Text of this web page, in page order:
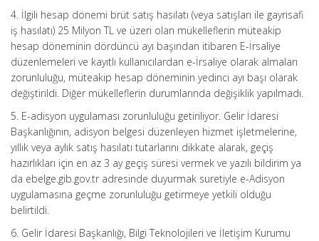
4. İlgili hesap dönemi brüt satış hasılatı (veya satışları ile gayrisafi
iş hasılatı) 25 Milyon TL ve üzeri olan mükelleflerin müteakip
hesap döneminin dördüncü ayı başından itibaren E-İrsaliye
düzenlemeleri ve kayıtlı kullanıcılardan e-İrsaliye olarak almaları
zorunluluğu, müteakip hesap döneminin yedinci ayı başı olarak
değiştirildi. Diğer mükelleflerin durumlarında değişiklik yapılmadı.
5. E-adisyon uygulaması zorunluluğu getiriliyor. Gelir İdaresi
Başkanlığının, adisyon belgesi düzenleyen hizmet işletmelerine,
yıllık veya aylık satış hasılatı tutarlarını dikkate alarak, geçiş
hazırlıkları için en az 3 ay geçiş süresi vermek ve yazılı bildirim ya
da ebelge.gib.gov.tr adresinde duyurmak suretiyle e-Adisyon
uygulamasına geçme zorunluluğu getirmeye yetkili olduğu
belirtildi.
6. Gelir İdaresi Başkanlığı, Bilgi Teknolojileri ve İletişim Kurumu